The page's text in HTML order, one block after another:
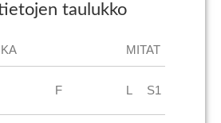
taulukko
MITAT
F L S1